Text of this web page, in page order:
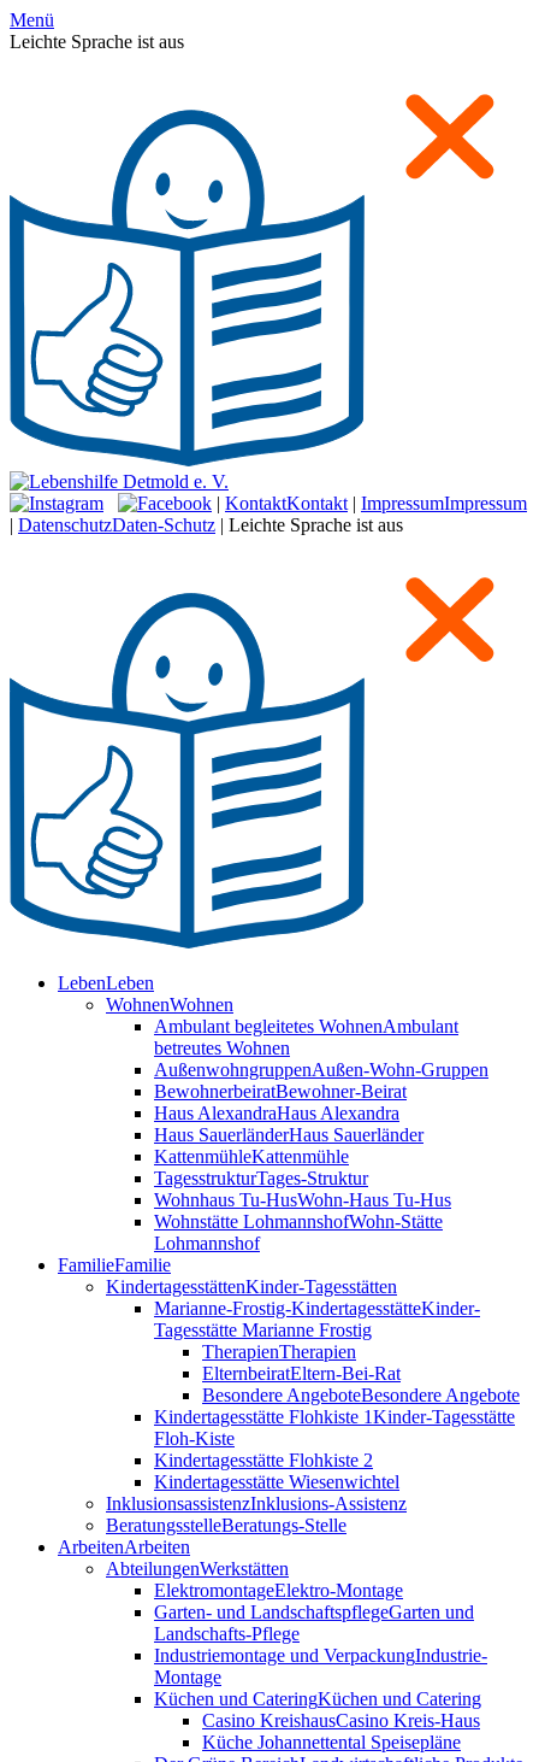
Menü
Leichte Sprache ist aus
| KontaktKontakt | ImpressumImpressum
| DatenschutzDaten-Schutz | Leichte Sprache ist aus
LebenLeben
WohnenWohnen
Ambulant begleitetes WohnenAmbulant
betreutes Wohnen
AußenwohngruppenAußen-Wohn-Gruppen
BewohnerbeiratBewohner-Beirat
Haus AlexandraHaus Alexandra
Haus SauerländerHaus Sauerländer
KattenmühleKattenmühle
TagesstrukturTages-Struktur
Wohnhaus Tu-HusWohn-Haus Tu-Hus
Wohnstätte LohmannshofWohn-Stätte
Lohmannshof
FamilieFamilie
Kinder­tages­stättenKinder-Tages­stätten
Marianne-Frostig-KindertagesstätteKinder-
Tagesstätte Marianne Frostig
TherapienTherapien
ElternbeiratEltern-Bei-Rat
Besondere AngeboteBesondere Angebote
Kindertagesstätte Flohkiste 1Kinder-Tagesstätte
Floh-Kiste
Kindertagesstätte Flohkiste 2
Kindertagesstätte Wiesenwichtel
InklusionsassistenzInklusions-Assistenz
BeratungsstelleBeratungs-Stelle
ArbeitenArbeiten
AbteilungenWerkstätten
ElektromontageElektro-Montage
Garten- und LandschaftspflegeGarten und
Landschafts-Pflege
Industriemontage und VerpackungIndustrie-
Montage
Küchen und CateringKüchen und Catering
Casino KreishausCasino Kreis-Haus
Küche Johannettental Speisepläne